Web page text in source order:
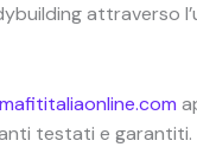
attraverso
testati e garantiti.